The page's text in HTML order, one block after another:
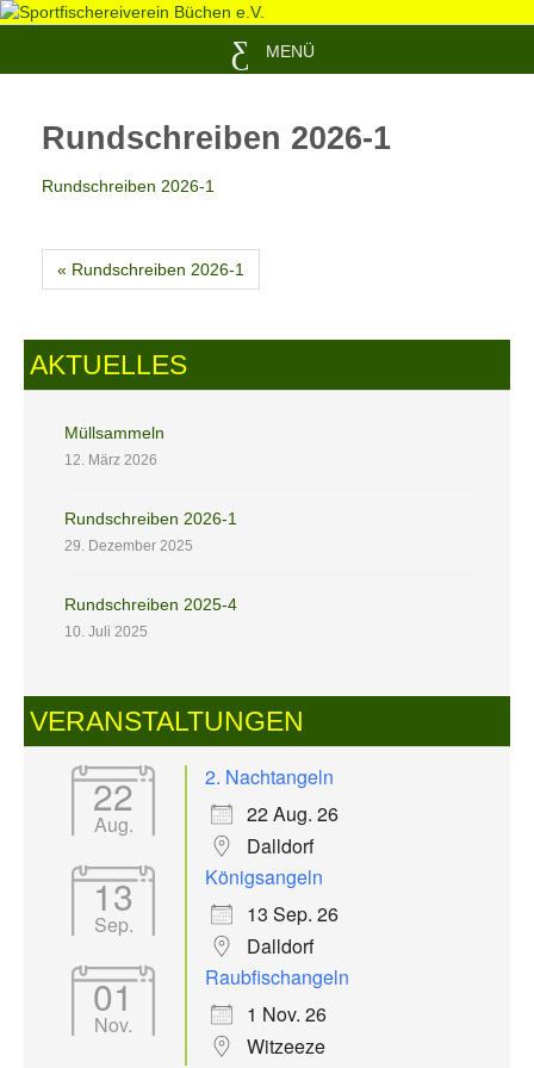
MENÜ
Rundschreiben 2026-1
Rundschreiben 2026-1
« Rundschreiben 2026-1
AKTUELLES
Müllsammeln
12. März 2026
Rundschreiben 2026-1
29. Dezember 2025
Rundschreiben 2025-4
10. Juli 2025
VERANSTALTUNGEN
22
Aug.
2. Nachtangeln
22 Aug. 26
Dalldorf
13
Sep.
Königsangeln
13 Sep. 26
Dalldorf
01
Nov.
Raubfischangeln
1 Nov. 26
Witzeeze